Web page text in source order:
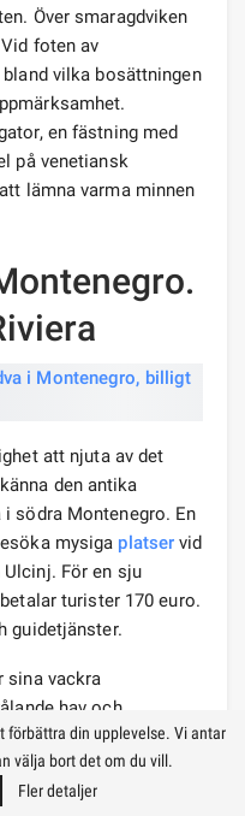
Över smaragdviken
foten av
vilka bosättningen
en fästning med
på venetiansk
lämna varma minnen
att njuta av det
den antika
södra Montenegro. En
mysiga platser vid
För en sju
turister 170 euro.
guidetjänster.
sina vackra
hav och
kommer att
av berget Rumia.
där ruinerna
förbättra din upplevelse. Vi antar
välja bort det om du vill.
Fler detaljer